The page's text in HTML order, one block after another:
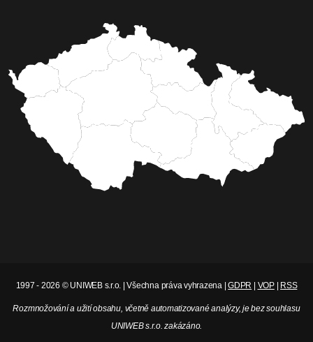
1997 - 2026 © UNIWEB s.r.o. | Všechna práva vyhrazena |GDPR | VOP| RSS
Rozmnožování a užití obsahu, včetně automatizované analýzy, je bez souhlasu
UNIWEB s.r.o. zakázáno.